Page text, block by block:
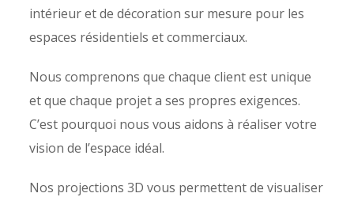
intérieur et de décoration sur mesure pour les
espaces résidentiels et commerciaux.
Nous comprenons que chaque client est unique
et que chaque projet a ses propres exigences.
C’est pourquoi nous vous aidons à réaliser votre
vision de l’espace idéal.
Nos projections 3D vous permettent de visualiser